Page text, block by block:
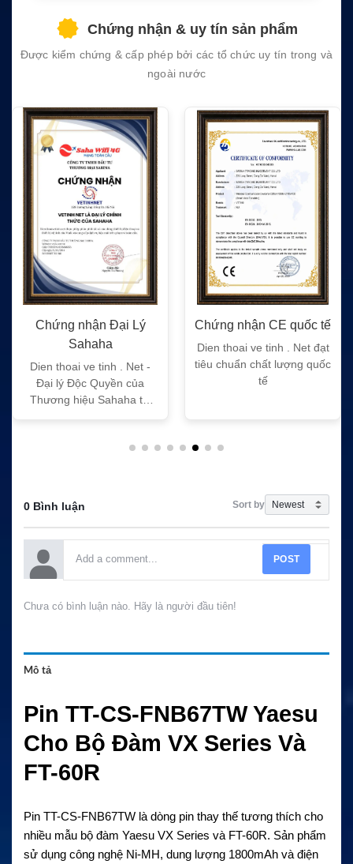
empty.
Chứng nhận & uy tín sản phẩm
Được kiểm chứng & cấp phép bởi các tổ chức uy tín trong và
ngoài nước
Chứng nhận Đại Lý
Sahaha
Dien thoai ve tinh . Net -
Đại lý Độc Quyền của
Thương hiệu Sahaha tại
Chứng nhận CE quốc tế
Dien thoai ve tinh . Net đạt
tiêu chuẩn chất lượng quốc
tế
0 Bình luận Sort by
POST
Chưa có bình luận nào. Hãy là người đầu tiên!
Mô tả
Pin TT-CS-FNB67TW Yaesu
Cho Bộ Đàm VX Series Và
FT-60R
Pin TT-CS-FNB67TW là dòng pin thay thế tương thích cho
nhiều mẫu bộ đàm Yaesu VX Series và FT-60R. Sản phẩm
sử dụng công nghệ Ni-MH, dung lượng 1800mAh và điện